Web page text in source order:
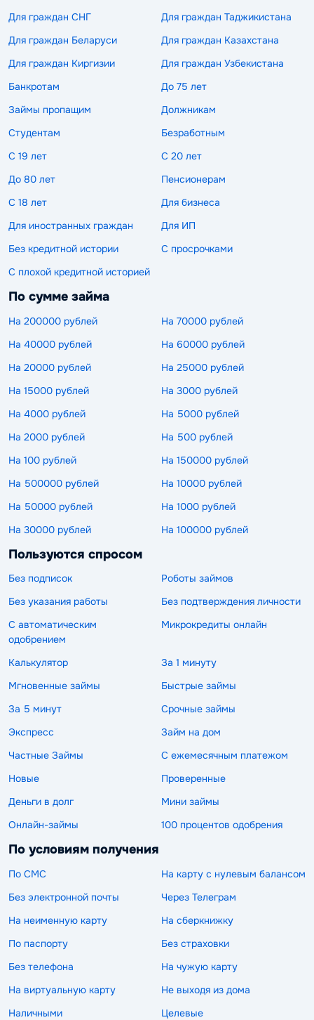
Для граждан СНГ
Для граждан Таджикистана
Для граждан Беларуси
Для граждан Казахстана
Для граждан Киргизии
Для граждан Узбекистана
Банкротам
До 75 лет
Займы пропащим
Должникам
Студентам
Безработным
С 19 лет
С 20 лет
До 80 лет
Пенсионерам
С 18 лет
Для бизнеса
Для иностранных граждан
Для ИП
Без кредитной истории
С просрочками
С плохой кредитной историей
По сумме займа
На 200000 рублей
На 70000 рублей
На 40000 рублей
На 60000 рублей
На 20000 рублей
На 25000 рублей
На 15000 рублей
На 3000 рублей
На 4000 рублей
На 5000 рублей
На 2000 рублей
На 500 рублей
На 100 рублей
На 150000 рублей
На 500000 рублей
На 10000 рублей
На 50000 рублей
На 1000 рублей
На 30000 рублей
На 100000 рублей
Пользуются спросом
Без подписок
Роботы займов
Без указания работы
Без подтверждения личности
С автоматическим
одобрением
Микрокредиты онлайн
Калькулятор
За 1 минуту
Мгновенные займы
Быстрые займы
За 5 минут
Срочные займы
Экспресс
Займ на дом
Частные Займы
С ежемесячным платежом
Новые
Проверенные
Деньги в долг
Мини займы
Онлайн-займы
100 процентов одобрения
По условиям получения
По СМС
На карту с нулевым балансом
Без электронной почты
Через Телеграм
На неименную карту
На сберкнижку
По паспорту
Без страховки
Без телефона
На чужую карту
На виртуальную карту
Не выходя из дома
Наличными
Целевые